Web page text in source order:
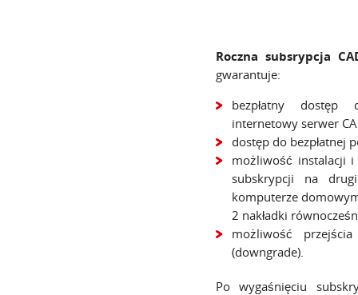
Roczna subsrypcja
gwarantuje:
bezpłatny dostęp
internetowy serwer
dostęp do bezpłatnej
możliwość instalacji i
subskrypcji na
komputerze
2 nakładki
możliwość
(downgrade).
Po wygaśnięciu